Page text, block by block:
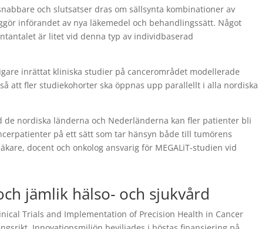
och slutsatser dras om sällsynta kombinationer av
införandet av nya läkemedel och behandlingssätt. Något
är litet vid denna typ av individbaserad
inrättat kliniska studier på cancerområdet modellerade
att fler studiekohorter ska öppnas upp parallellt i alla nordiska
nordiska länderna och Nederländerna kan fler patienter bli
på ett sätt som tar hänsyn både till tumörens
docent och onkolog ansvarig för MEGALiT-studien vid
jämlik hälso- och sjukvård
Trials and Implementation of Precision Health in Cancer